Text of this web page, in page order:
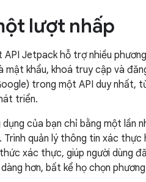
lượt nhấp
Jetpack hỗ trợ nhiều
mật khẩu, khoá truy cập và
trong một API duy nhất,
triển.
của bạn chỉ bằng một lần
Trình quản lý thông tin xác thực
xác thực, giúp người dùng
hơn, bất kể họ chọn